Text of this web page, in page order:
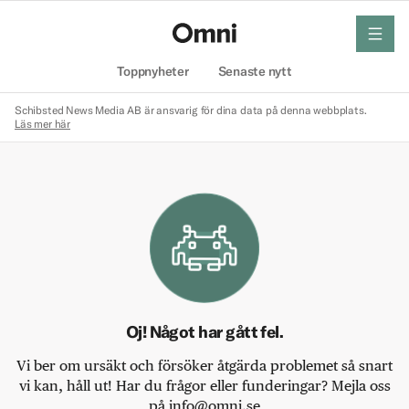
Toppnyheter Senaste nytt
meny
Schibsted News Media AB är ansvarig för dina data på denna webbplats.
Läs mer här
Oj! Något har gått fel.
Vi ber om ursäkt och försöker åtgärda problemet så snart
vi kan, håll ut! Har du frågor eller funderingar? Mejla oss